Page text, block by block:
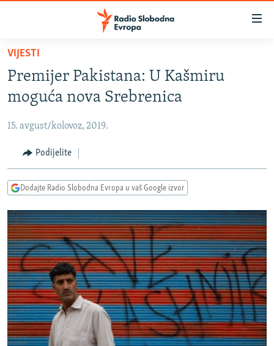
Pređite
glavni
sadržaj
Pređite
na
navigaciju
Pređite
na
BOSNA I HERCEGOVINA
SRBIJA
KOSOVO
CRNA GORA
VIDEO
FOTOGALERIJE
INFOGRAFIKE
PODCASTI
RAT U UKRAJINI
KINA NA BALKANU
RSE PRIČE IZ SVIJETA
ISPRIČAJ MI
DNEVNO@RSE
SPECIJALI RSE
VIJESTI
Premijer Pakistana: U Kašmiru
moguća nova Srebrenica
15. avgust/kolovoz, 2019.
Podijelite
Dodajte Radio Slobodna Evropa u vaš Google izvor